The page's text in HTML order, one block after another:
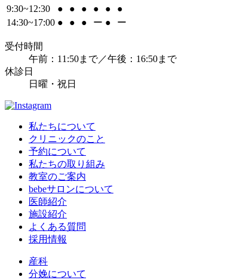
9:30~12:30
● ● ● ● ●
●
14:30~17:00 ● ● ● ー ● ー
受付時間
午前：11:50まで／午後：16:50まで
休診日
日曜・祝日
私たちについて
クリニックのこと
予約について
私たちの取り組み
教室のご案内
bebeサロンについて
医師紹介
施設紹介
よくある質問
採用情報
産科
分娩について